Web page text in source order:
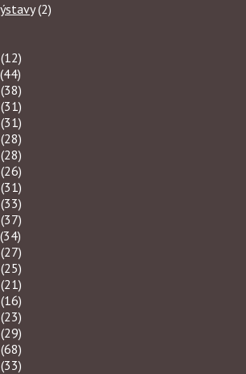
(2)
(12)
(44)
(38)
(31)
(31)
(28)
(28)
(26)
(31)
(33)
(37)
(34)
(27)
(25)
(21)
(16)
(23)
(29)
(68)
(33)